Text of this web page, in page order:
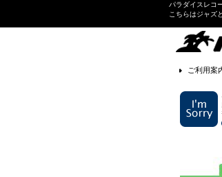
パラダイスレコ
こちらはジャズ
ご利用案